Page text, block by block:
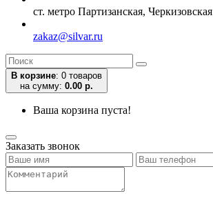
ст. метро Партизанская, Черкизовская
zakaz@silvar.ru
В корзине: 0 товаров
на сумму: 0.00 р.
Ваша корзина пуста!
Заказать звонок